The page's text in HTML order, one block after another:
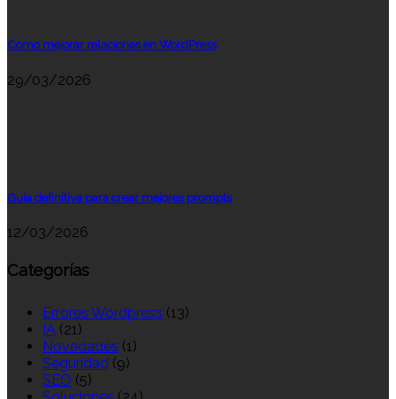
Cómo mejorar relaciones en WordPress
29/03/2026
Guía definitiva para crear mejores prompts
12/03/2026
Categorías
Errores Wordpress (13)
IA (21)
Novedades (1)
Seguridad (9)
SEO (5)